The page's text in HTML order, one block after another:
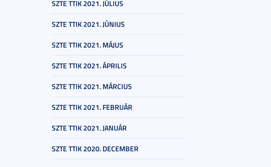
SZTE TTIK 2021. JÚLIUS
SZTE TTIK 2021. JÚNIUS
SZTE TTIK 2021. MÁJUS
SZTE TTIK 2021. ÁPRILIS
SZTE TTIK 2021. MÁRCIUS
SZTE TTIK 2021. FEBRUÁR
SZTE TTIK 2021. JANUÁR
SZTE TTIK 2020. DECEMBER